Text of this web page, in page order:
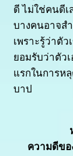
ดี ไม่ใช่คนดีเ
บางคนอาจส
เพราะรู้ว่าตั
ยอมรับว่าตัว
แรกในการห
บาป
ความดีข